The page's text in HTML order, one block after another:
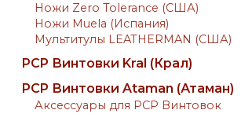
Ножи Zero Tolerance (США)
Ножи Muela (Испания)
Мультитулы LEATHERMAN (США)
PCP Винтовки Kral (Крал)
PCP Винтовки Ataman (Атаман)
Аксессуары для PCP Винтовок